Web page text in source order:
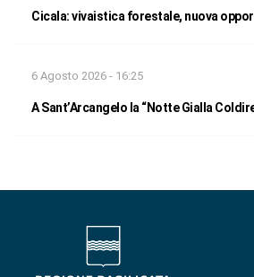
Cicala: vivaistica forestale, nuova
6 Agosto 2026 - 16:25
A Sant’Arcangelo la “Notte Gialla